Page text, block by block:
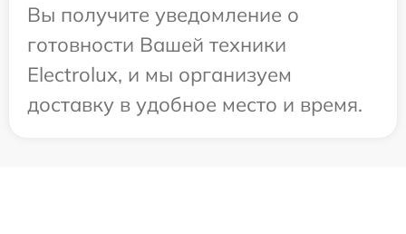
Вы получите уведомление о
готовности Вашей техники
Electrolux, и мы организуем
доставку в удобное место и время.